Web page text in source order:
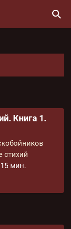
Книга 1.
стихий
мин.